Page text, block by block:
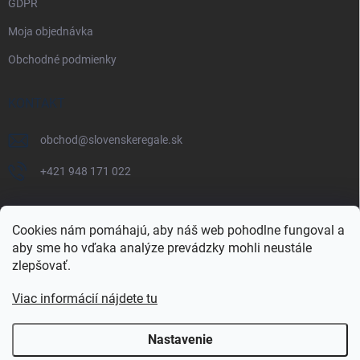
Cookies nám pomáhajú, aby náš web pohodlne fungoval a
aby sme ho vďaka analýze prevádzky mohli neustále
zlepšovať.
Viac informácií nájdete tu
Nastavenie
GDPR
Moja objednávka
Obchodné podmienky
KONTAKT
obchod@slovenskeregale.sk
+421 948 171 022
Najnakup.sk Heureka.sk Pricemania.sk